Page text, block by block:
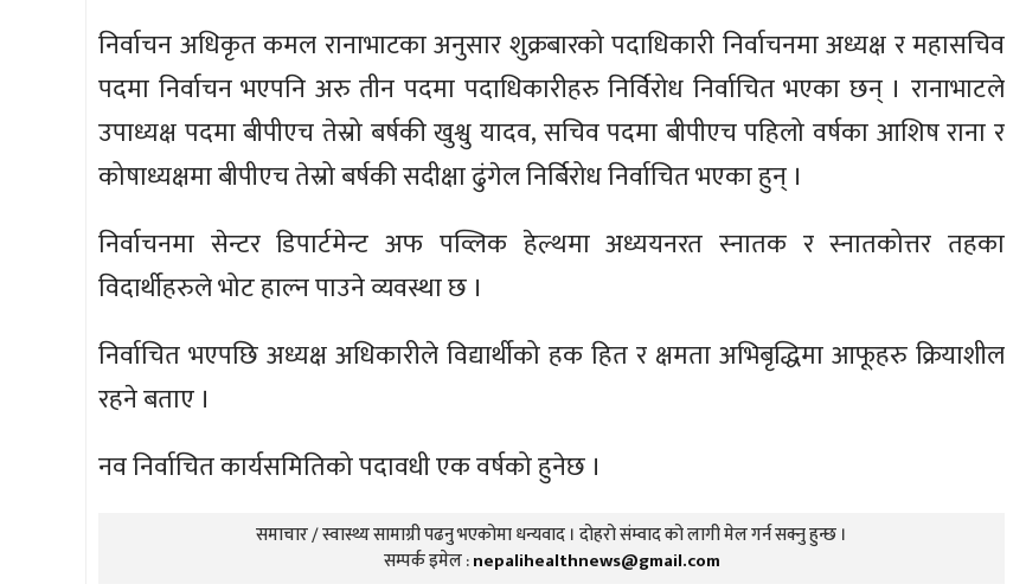
निर्वाचन अधिकृत कमल रानाभाटका अनुसार शुक्रबारको पदाधिकारी निर्वाचनमा अध्यक्ष र महासचिव
पदमा निर्वाचन भएपनि अरु तीन पदमा पदाधिकारीहरु निर्विरोध निर्वाचित भएका छन् । रानाभाटले
उपाध्यक्ष पदमा बीपीएच तेस्रो बर्षकी खुश्वु यादव, सचिव पदमा बीपीएच पहिलो वर्षका आशिष राना र
कोषाध्यक्षमा बीपीएच तेस्रो बर्षकी सदीक्षा ढुंगेल निर्बिरोध निर्वाचित भएका हुन् ।
निर्वाचनमा सेन्टर डिपार्टमेन्ट अफ पव्लिक हेल्थमा अध्ययनरत स्नातक र स्नातकोत्तर तहका
विदार्थीहरुले भोट हाल्न पाउने व्यवस्था छ ।
निर्वाचित भएपछि अध्यक्ष अधिकारीले विद्यार्थीको हक हित र क्षमता अभिबृद्धिमा आफूहरु क्रियाशील
रहने बताए ।
नव निर्वाचित कार्यसमितिको पदावधी एक वर्षको हुनेछ ।
समाचार / स्वास्थ्य सामाग्री पढनु भएकोमा धन्यवाद । दोहरो संम्वाद को लागी मेल गर्न सक्नु हुन्छ ।
सम्पर्क इमेल :nepalihealthnews@gmail.com